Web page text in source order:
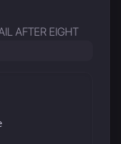
AFTER EIGHT